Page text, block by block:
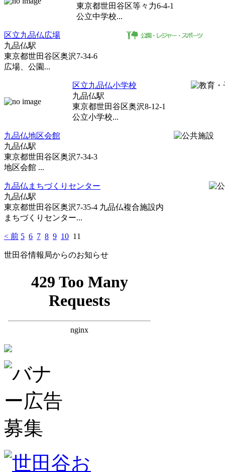
東京都世田谷区等々力6-4-1
公立中学校...
区立九品仏広場
九品仏駅
東京都世田谷区奥沢7-34-6
広場、公園...
区立九品仏小学校
九品仏駅
東京都世田谷区奥沢8-12-1
公立小学校...
九品仏地区会館
九品仏駅
東京都世田谷区奥沢7-34-3
地区会館 ...
九品仏まちづくりセンター
九品仏駅
東京都世田谷区奥沢7-35-4 九品仏複合施設内
まちづくりセンター...
< 前 5 6 7 8 9 10 11
世田谷情報局からのお知らせ